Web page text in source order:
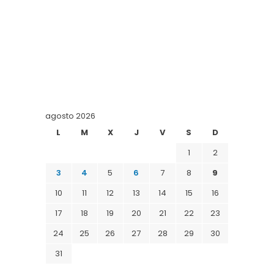
agosto 2026
L
M X J V S
D
1
2
3
4 5 6 7 8
9
10
11 12 13 14 15
16
17
18 19 20 21 22
23
24
25 26 27 28 29
30
31